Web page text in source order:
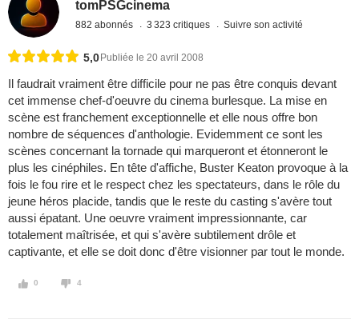
tomPSGcinema
882 abonnés 3 323 critiques Suivre son activité
5,0 Publiée le 20 avril 2008
Il faudrait vraiment être difficile pour ne pas être conquis devant
cet immense chef-d'oeuvre du cinema burlesque. La mise en
scène est franchement exceptionnelle et elle nous offre bon
nombre de séquences d'anthologie. Evidemment ce sont les
scènes concernant la tornade qui marqueront et étonneront le
plus les cinéphiles. En tête d'affiche, Buster Keaton provoque à la
fois le fou rire et le respect chez les spectateurs, dans le rôle du
jeune héros placide, tandis que le reste du casting s'avère tout
aussi épatant. Une oeuvre vraiment impressionnante, car
totalement maîtrisée, et qui s'avère subtilement drôle et
captivante, et elle se doit donc d'être visionner par tout le monde.
0 4